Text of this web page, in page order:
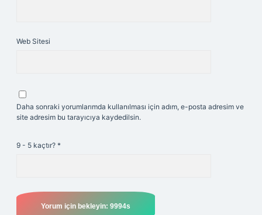
Web Sitesi
Daha sonraki yorumlarımda kullanılması için adım, e-posta adresim ve
site adresim bu tarayıcıya kaydedilsin.
9 - 5 kaçtır? *